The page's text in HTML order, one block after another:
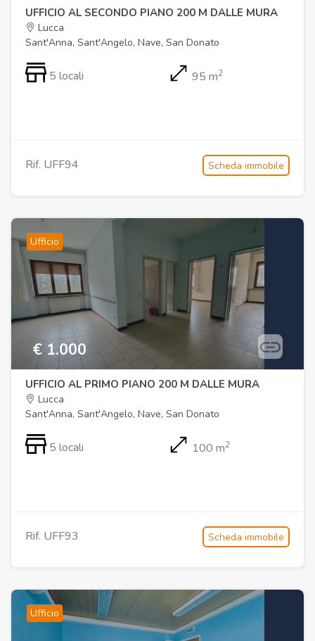
UFFICIO AL SECONDO PIANO 200 M DALLE MURA
Lucca
Sant'Anna, Sant'Angelo, Nave, San Donato
5 locali 95 m2
Rif. UFF94 Scheda immobile
Ufficio
€ 1.000
UFFICIO AL PRIMO PIANO 200 M DALLE MURA
Lucca
Sant'Anna, Sant'Angelo, Nave, San Donato
5 locali 100 m2
Rif. UFF93 Scheda immobile
Ufficio